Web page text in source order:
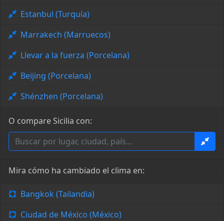
Estanbul (Turquía)
Marrakech (Marruecos)
Llevar a la fuerza (Porcelana)
Beijing (Porcelana)
Shénzhen (Porcelana)
O compare Sicilia con:
Mira cómo ha cambiado el clima en:
Bangkok (Tailandia)
Ciudad de México (México)